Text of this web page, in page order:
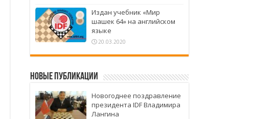
Издан учебник «Мир
шашек 64» на английском
языке
20.03.2020
Новые публикации
Новогоднее поздравление
президента IDF Владимира
Лангина